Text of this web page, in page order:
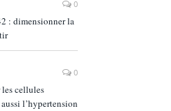
0
: dimensionner la
0
les cellules
l’hypertension